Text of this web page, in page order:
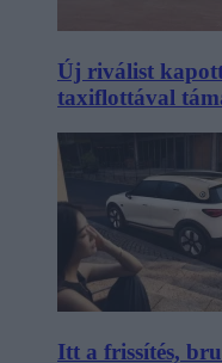
Új riválist
taxiflottával
Itt a frissítés,